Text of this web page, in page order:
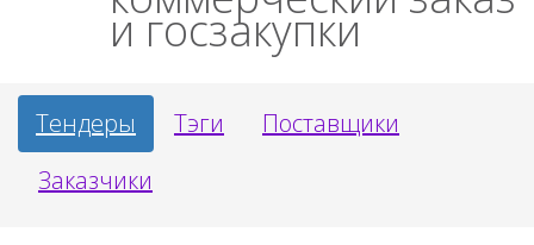
и госзакупки
Тендеры Тэги
Поставщики
Заказчики